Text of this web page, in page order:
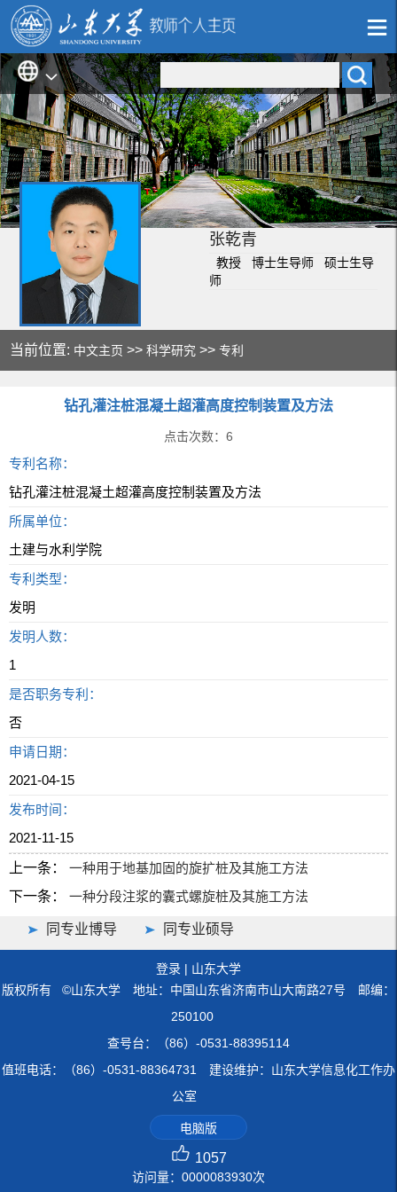
张乾青
教授 博士生导师 硕士生导
师
当前位置: 中文主页 >>科学研究 >>专利
钻孔灌注桩混凝土超灌高度控制装置及方法
点击次数： 6
专利名称：
钻孔灌注桩混凝土超灌高度控制装置及方法
所属单位：
土建与水利学院
专利类型：
发明
发明人数：
1
是否职务专利：
否
申请日期：
2021-04-15
发布时间：
2021-11-15
上一条：
一种用于地基加固的旋扩桩及其施工方法
下一条：
一种分段注浆的囊式螺旋桩及其施工方法
同专业博导 同专业硕导
登录 | 山东大学
版权所有 ©山东大学 地址：中国山东省济南市山大南路27号 邮编：
250100
查号台：（86）-0531-88395114
值班电话：（86）-0531-88364731 建设维护：山东大学信息化工作办
公室
电脑版
1057
访问量： 0000083930次